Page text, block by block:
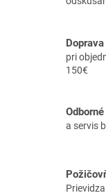
pri
150€
a servis